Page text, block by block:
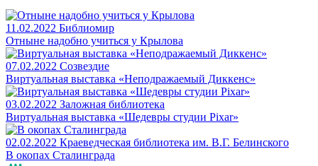
11.02.2022 Библиомир
Отныне надобно учиться у Крылова
07.02.2022 Созвездие
Виртуальная выставка «Неподражаемый Диккенс»
03.02.2022 Заложная библиотека
Виртуальная выставка «Шедевры студии Pixar»
02.02.2022 Краеведческая библиотека им. В.Г. Белинского
В окопах Сталинграда